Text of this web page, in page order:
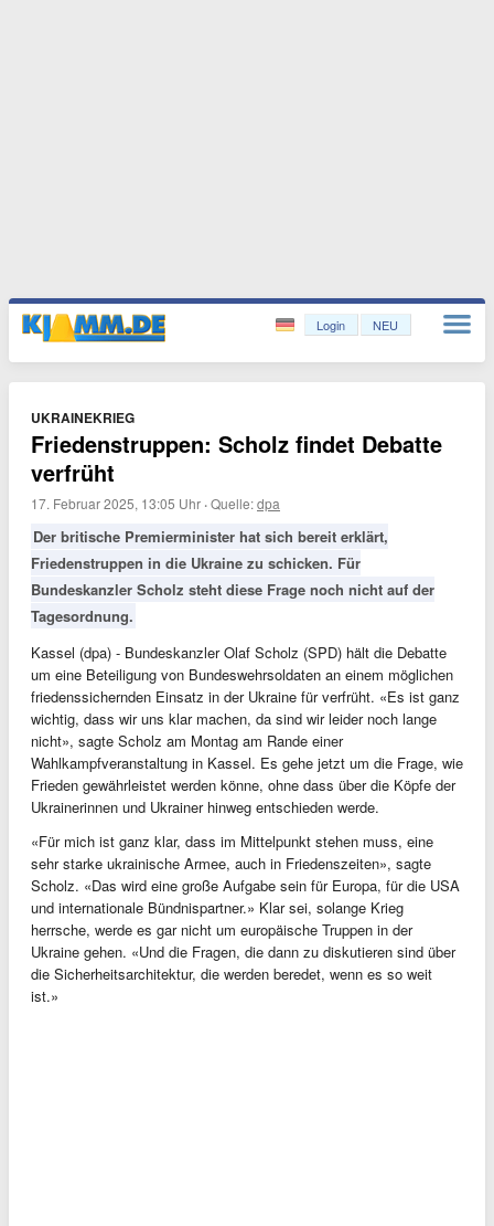
Login NEU
UKRAINEKRIEG
Friedenstruppen: Scholz findet Debatte
verfrüht
17. Februar 2025, 13:05 Uhr ·Quelle:dpa
Der britische Premierminister hat sich bereit erklärt,
Friedenstruppen in die Ukraine zu schicken. Für
Bundeskanzler Scholz steht diese Frage noch nicht auf der
Tagesordnung.
Kassel (dpa) - Bundeskanzler Olaf Scholz (SPD) hält die Debatte
um eine Beteiligung von Bundeswehrsoldaten an einem möglichen
friedenssichernden Einsatz in der Ukraine für verfrüht. «Es ist ganz
wichtig, dass wir uns klar machen, da sind wir leider noch lange
nicht», sagte Scholz am Montag am Rande einer
Wahlkampfveranstaltung in Kassel. Es gehe jetzt um die Frage, wie
Frieden gewährleistet werden könne, ohne dass über die Köpfe der
Ukrainerinnen und Ukrainer hinweg entschieden werde.
«Für mich ist ganz klar, dass im Mittelpunkt stehen muss, eine
sehr starke ukrainische Armee, auch in Friedenszeiten», sagte
Scholz. «Das wird eine große Aufgabe sein für Europa, für die USA
und internationale Bündnispartner.» Klar sei, solange Krieg
herrsche, werde es gar nicht um europäische Truppen in der
Ukraine gehen. «Und die Fragen, die dann zu diskutieren sind über
die Sicherheitsarchitektur, die werden beredet, wenn es so weit
ist.»